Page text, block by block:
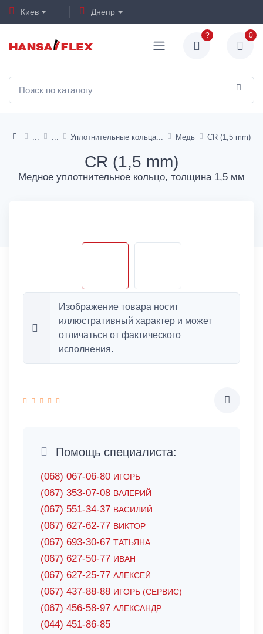
Киев Днепр
? 0
Уплотнительные кольца Медь CR (1,5 mm)
CR (1,5 mm)
Медное уплотнительное кольцо, толщина 1,5 мм
Изображение товара носит
иллюстративный характер и может
отличаться от фактического
исполнения.
Помощь специалиста:
(068) 067-06-80 ИГОРЬ
(067) 353-07-08 ВАЛЕРИЙ
(067) 551-34-37 ВАСИЛИЙ
(067) 627-62-77 ВИКТОР
(067) 693-30-67 ТАТЬЯНА
(067) 627-50-77 ИВАН
(067) 627-25-77 АЛЕКСЕЙ
(067) 437-88-88 ИГОРЬ (СЕРВИС)
(067) 456-58-97 АЛЕКСАНДР
(044) 451-86-85